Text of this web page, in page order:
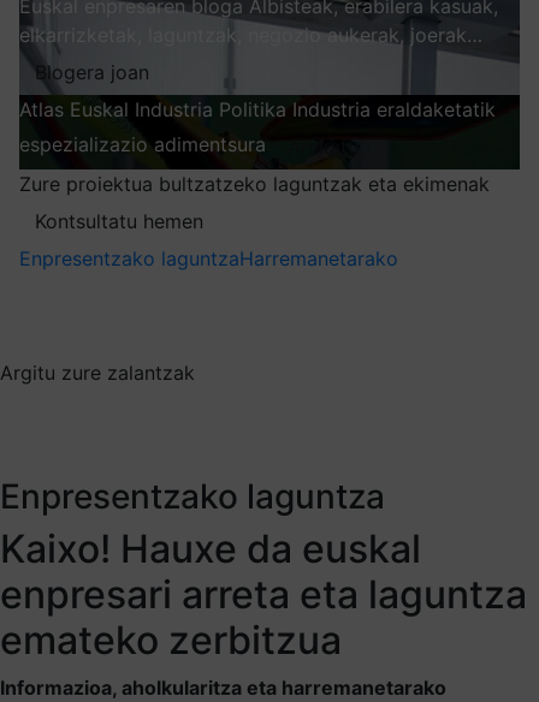
Euskal enpresaren bloga Albisteak, erabilera kasuak,
elkarrizketak, laguntzak, negozio aukerak, joerak…
Blogera joan
Atlas Euskal Industria Politika Industria eraldaketatik
espezializazio adimentsura
Zure proiektua bultzatzeko laguntzak eta ekimenak
Kontsultatu hemen
Enpresentzako laguntzaHarremanetarako
Argitu zure zalantzak
Enpresentzako laguntza
Kaixo! Hauxe da euskal
enpresari arreta eta laguntza
emateko zerbitzua
Informazioa, aholkularitza eta harremanetarako